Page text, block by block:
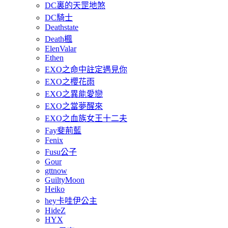
DC裏的天罡地煞
DC騎士
Deathstate
Death楓
ElenValar
Ethen
EXO之命中註定遇見你
EXO之櫻花雨
EXO之異能愛戀
EXO之當夢醒來
EXO之血族女王十二夫
Fay斐荊藍
Fenix
Fusu公子
Gour
gttnow
GuiltyMoon
Heiko
hey卡哇伊公主
HideZ
HYX